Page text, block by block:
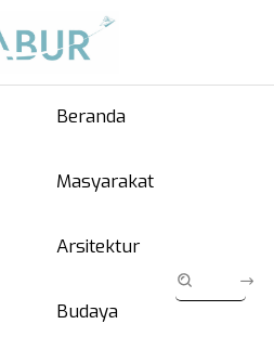
Beranda
Masyarakat
Arsitektur
Budaya